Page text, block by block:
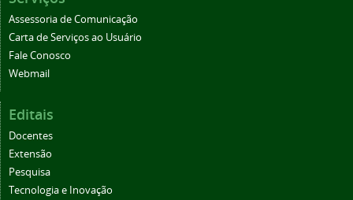
Assessoria de Comunicação
Carta de Serviços ao Usuário
Fale Conosco
Webmail
Editais
Docentes
Extensão
Pesquisa
Tecnologia e Inovação